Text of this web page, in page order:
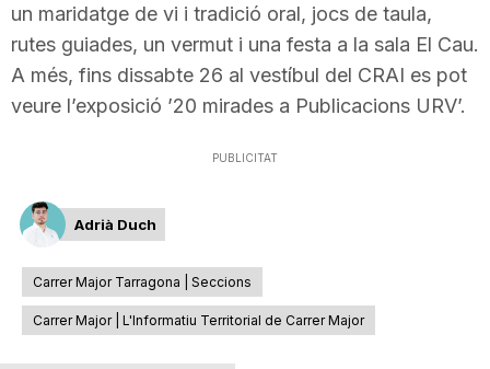
un maridatge de vi i tradició oral, jocs de taula,
rutes guiades, un vermut i una festa a la sala El Cau.
A més, fins dissabte 26 al vestíbul del CRAI es pot
veure l’exposició ’20 mirades a Publicacions URV’.
PUBLICITAT
Adrià Duch
Carrer Major Tarragona | Seccions
Carrer Major | L'Informatiu Territorial de Carrer Major